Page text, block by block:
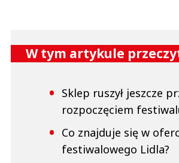
W tym artykule
Sklep ruszył jeszcze
rozpoczęciem
Co znajduje się w
festiwalowego Lidla?